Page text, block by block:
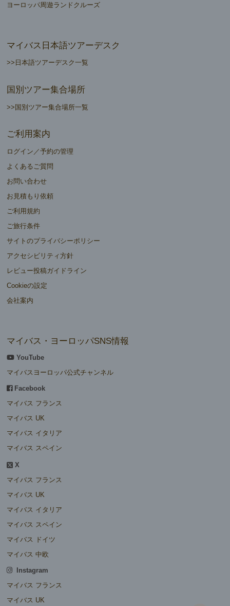
ヨーロッパ周遊ランドクルーズ
マイバス日本語ツアーデスク
>>日本語ツアーデスク一覧
国別ツアー集合場所
>>国別ツアー集合場所一覧
ご利用案内
ログイン／予約の管理
よくあるご質問
お問い合わせ
お見積もり依頼
ご利用規約
ご旅行条件
サイトのプライバシーポリシー
アクセシビリティ方針
レビュー投稿ガイドライン
Cookieの設定
会社案内
マイバス・ヨーロッパSNS情報
YouTube
マイバスヨーロッパ公式チャンネル
Facebook
マイバス フランス
マイバス UK
マイバス イタリア
マイバス スペイン
X
マイバス フランス
マイバス UK
マイバス イタリア
マイバス スペイン
マイバス ドイツ
マイバス 中欧
Instagram
マイバス フランス
マイバス UK